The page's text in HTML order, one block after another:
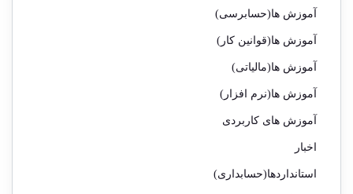
آموزش ها(حسابرسی)
آموزش ها(قوانین کار)
آموزش ها(مالیاتی)
آموزش ها(نرم افزار)
آموزش های کاربردی
اخبار
استانداردها(حسابداری)